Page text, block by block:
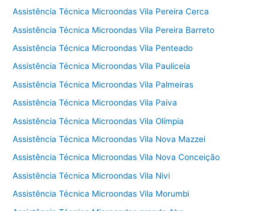
Assistência Técnica Microondas Vila Pereira Cerca
Assistência Técnica Microondas Vila Pereira Barreto
Assistência Técnica Microondas Vila Penteado
Assistência Técnica Microondas Vila Pauliceia
Assistência Técnica Microondas Vila Palmeiras
Assistência Técnica Microondas Vila Paiva
Assistência Técnica Microondas Vila Olímpia
Assistência Técnica Microondas Vila Nova Mazzei
Assistência Técnica Microondas Vila Nova Conceição
Assistência Técnica Microondas Vila Nivi
Assistência Técnica Microondas Vila Morumbi